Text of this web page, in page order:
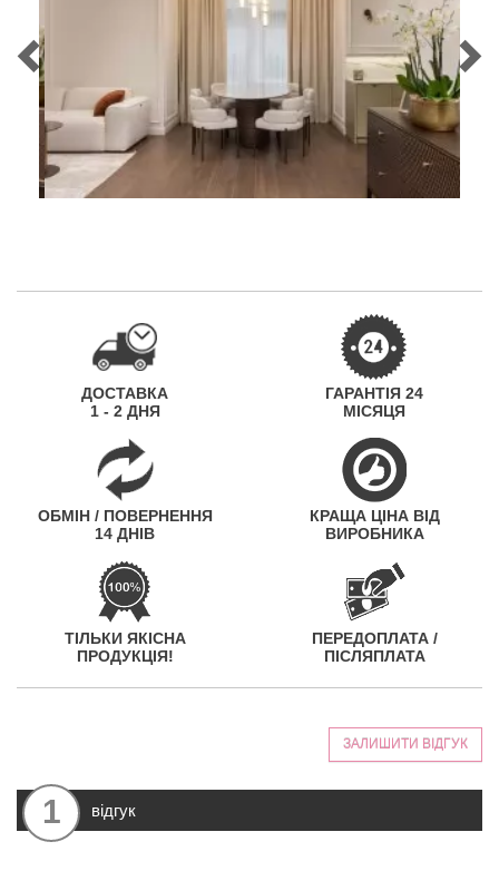
ДОСТАВКА
1 - 2 ДНЯ
ГАРАНТІЯ 24
МІСЯЦЯ
ОБМІН / ПОВЕРНЕННЯ
14 ДНІВ
КРАЩА ЦІНА ВІД
ВИРОБНИКА
ТІЛЬКИ ЯКІСНА
ПРОДУКЦІЯ!
ПЕРЕДОПЛАТА /
ПІСЛЯПЛАТА
ЗАЛИШИТИ ВІДГУК
1 відгук